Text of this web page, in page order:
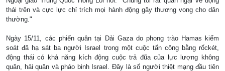
thái trên và cực lực chỉ trích mọi hành động gây thương vong cho dân
thường."
Ngày 15/11, các phiến quân tại Dải Gaza do phong trào Hamas kiểm
soát đã hạ sát ba người Israel trong một cuộc tấn công bằng rốckét,
động thái có khả năng kích động cuộc trả đũa của lực lượng không
quân, hải quân và pháo binh Israel. Đây là số người thiệt mạng đầu tiên